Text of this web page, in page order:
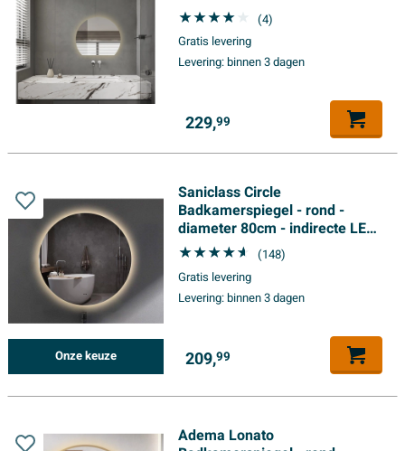
verticale - indirecte LED
verlichting -
spiegelverwarming - Infrarood
(4)
Gratis levering
Levering:binnen 3 dagen
229,99
Onze keuze
Saniclass Circle
Badkamerspiegel - rond -
diameter 80cm - indirecte LED
verlichting -
spiegelverwarming - infrarood
schakelaar
(148)
Gratis levering
Levering:binnen 3 dagen
209,99
Adema Lonato